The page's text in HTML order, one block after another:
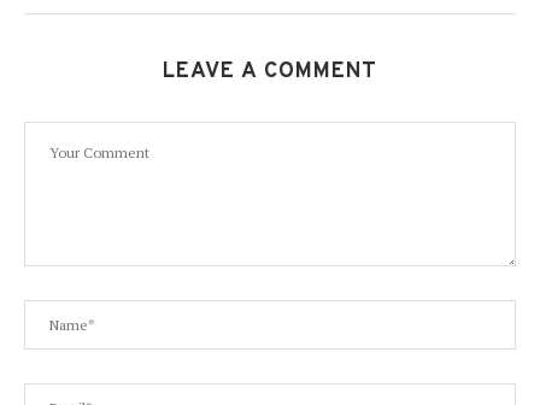
LEAVE A COMMENT